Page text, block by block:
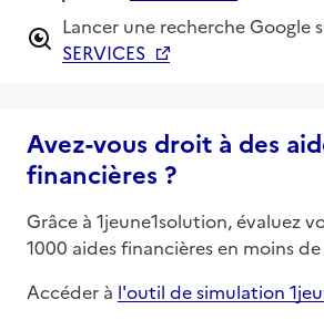
Lancer une recherche Google
SERVICES
Avez-vous droit à des
financières ?
Grâce à 1jeune1solution, évaluez
1000 aides financières en moins
Accéder à l'outil de simulation